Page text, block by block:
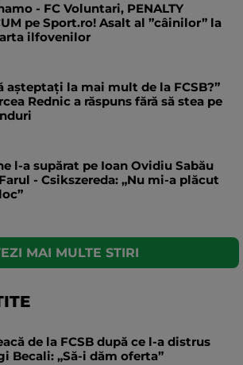
- FC Voluntari, PENALTY
pe Sport.ro! Asalt al ”câinilor” la
ilfovenilor
așteptați la mai mult de la FCSB?”
Rednic a răspuns fără să stea pe
l-a supărat pe Ioan Ovidiu Sabău
- Csikszereda: „Nu mi-a plăcut
MAI MULTE STIRI
de la FCSB după ce l-a distrus
Becali: „Să-i dăm oferta”